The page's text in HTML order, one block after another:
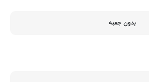
بدون جعبه